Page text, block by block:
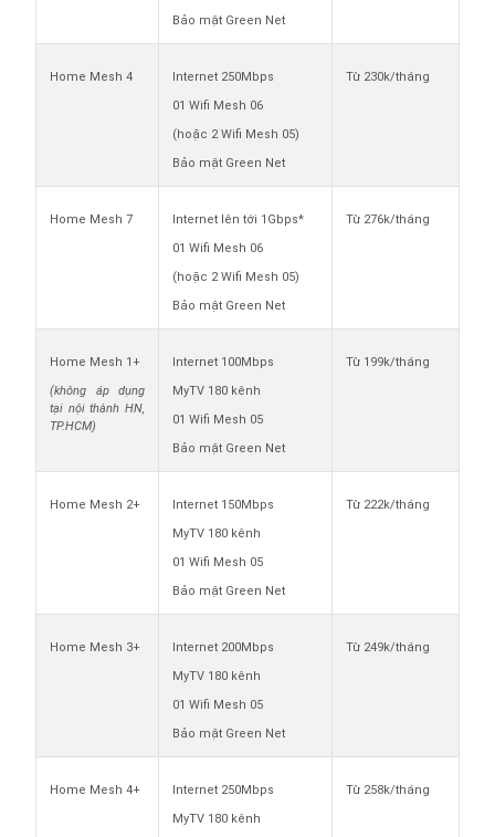
Bảo mật Green Net
Home Mesh 4
Internet 250Mbps
01 Wifi Mesh 06
(hoặc 2 Wifi Mesh 05)
Bảo mật Green Net
Từ 230k/tháng
Home Mesh 7
Internet lên tới 1Gbps*
01 Wifi Mesh 06
(hoặc 2 Wifi Mesh 05)
Bảo mật Green Net
Từ 276k/tháng
Home Mesh 1+
(không áp dụng
tại nội thành HN,
TP.HCM)
Internet 100Mbps
MyTV 180 kênh
01 Wifi Mesh 05
Bảo mật Green Net
Từ 199k/tháng
Home Mesh 2+
Internet 150Mbps
MyTV 180 kênh
01 Wifi Mesh 05
Bảo mật Green Net
Từ 222k/tháng
Home Mesh 3+
Internet 200Mbps
MyTV 180 kênh
01 Wifi Mesh 05
Bảo mật Green Net
Từ 249k/tháng
Home Mesh 4+
Internet 250Mbps
MyTV 180 kênh
Từ 258k/tháng